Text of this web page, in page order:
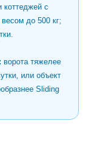
коттеджей с
до 500 кг;
ворота тяжелее
или объект
Sliding